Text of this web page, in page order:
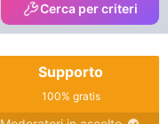
Cerca per criteri
Supporto
100% gratis